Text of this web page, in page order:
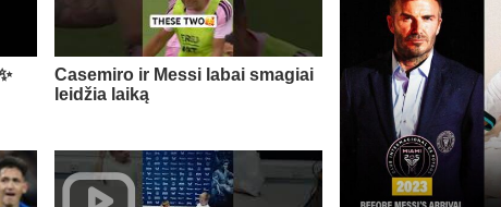
Casemiro ir Messi labai smagiai
leidžia laiką